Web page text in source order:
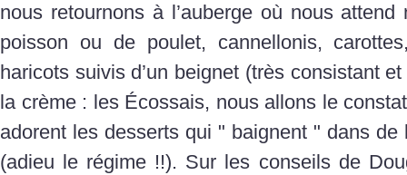
nous retournons à l’auberge où nous
poisson ou de poulet, cannellonis,
haricots suivis d’un beignet (très consistant
la crème : les Écossais, nous allons le
adorent les desserts qui " baignent " dans
(adieu le régime !!). Sur les conseils de